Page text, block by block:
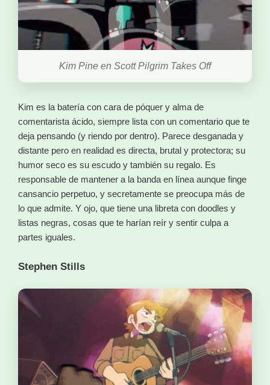
Kim Pine en Scott Pilgrim Takes Off
Kim es la batería con cara de póquer y alma de
comentarista ácido, siempre lista con un comentario que te
deja pensando (y riendo por dentro). Parece desganada y
distante pero en realidad es directa, brutal y protectora; su
humor seco es su escudo y también su regalo. Es
responsable de mantener a la banda en línea aunque finge
cansancio perpetuo, y secretamente se preocupa más de
lo que admite. Y ojo, que tiene una libreta con doodles y
listas negras, cosas que te harían reír y sentir culpa a
partes iguales.
Stephen Stills